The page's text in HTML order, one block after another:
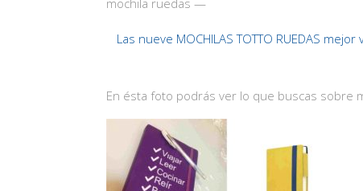
mochila ruedas —
Las nueve MOCHILAS TOTTO RUEDAS
En ésta foto podrás ver lo que buscas sobre